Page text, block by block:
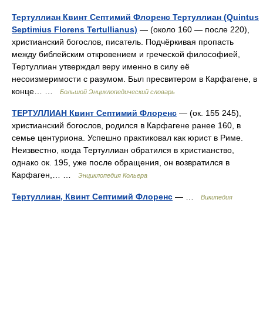
Тертуллиан Квинт Септимий Флоренс Тертуллиан (Quintus
Septimius Florens Tertullianus) — (около 160 — после 220),
христианский богослов, писатель. Подчёркивая пропасть
между библейским откровением и греческой философией,
Тертуллиан утверждал веру именно в силу её
несоизмеримости с разумом. Был пресвитером в Карфагене, в
конце… …
Большой Энциклопедический словарь
ТЕРТУЛЛИАН Квинт Септимий Флоренс — (ок. 155 245),
христианский богослов, родился в Карфагене ранее 160, в
семье центуриона. Успешно практиковал как юрист в Риме.
Неизвестно, когда Тертуллиан обратился в христианство,
однако ок. 195, уже после обращения, он возвратился в
Карфаген,… …
Энциклопедия Кольера
Тертуллиан, Квинт Септимий Флоренс — … Википедия